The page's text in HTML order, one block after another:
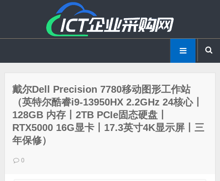
戴尔Dell Precision 7780移动图形工作站
（英特尔酷睿i9-13950HX 2.2GHz 24核心丨
128GB 内存丨2TB PCIe固态硬盘丨
RTX5000 16G显卡丨17.3英寸4K显示屏丨三
年保修）
0